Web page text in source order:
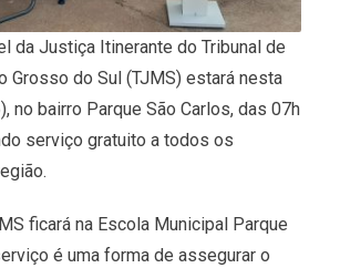
da Justiça Itinerante do Tribunal de
Grosso do Sul (TJMS) estará nesta
no bairro Parque São Carlos, das 07h
serviço gratuito a todos os
ficará na Escola Municipal Parque
é uma forma de assegurar o